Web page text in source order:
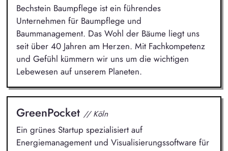
Bechstein Baumpflege ist ein führendes
Unternehmen für Baumpflege und
Baummanagement. Das Wohl der Bäume liegt uns
seit über 40 Jahren am Herzen. Mit Fachkompetenz
und Gefühl kümmern wir uns um die wichtigen
Lebewesen auf unserem Planeten.
GreenPocket // Köln
Ein grünes Startup spezialisiert auf
Energiemanagement und Visualisierungssoftware für